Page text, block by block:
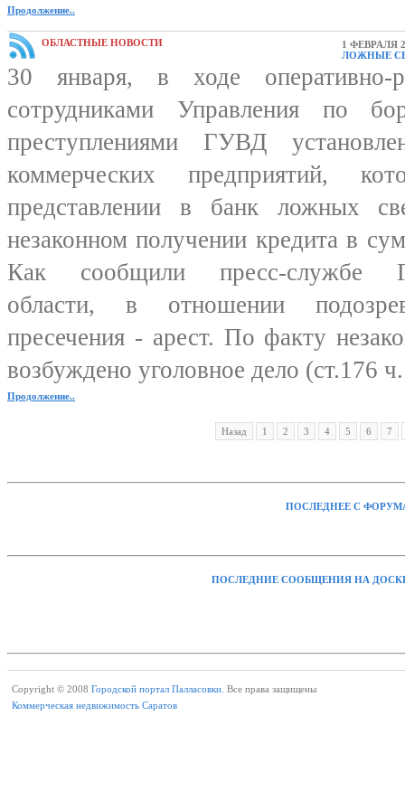
Продолжение..
ОБЛАСТНЫЕ НОВОСТИ
1 ФЕВРАЛЯ
ЛОЖНЫЕ
30 января, в ходе оперативно-
сотрудниками Управления по
преступлениями ГУВД
коммерческих предприятий,
представлении в банк ложных
незаконном получении кредита в
Как сообщили пресс-службе
области, в отношении
пресечения - арест. По факту
возбуждено уголовное дело (ст.176
Продолжение..
Назад 1 2 3 4 5 6 7
ПОСЛЕДНЕЕ С
ПОСЛЕДНИЕ СООБЩЕНИЯ НА
Copyright © 2008 Городской портал Палласовки. Все права защищены
Коммерческая недвижимость Саратов